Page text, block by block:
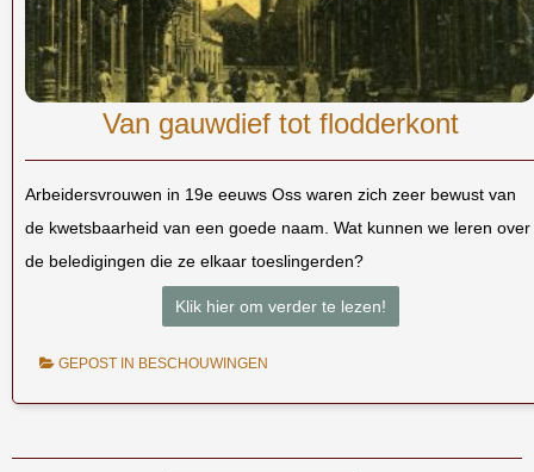
Van gauwdief tot flodderkont
Arbeidersvrouwen in 19e eeuws Oss waren zich zeer bewust van
de kwetsbaarheid van een goede naam. Wat kunnen we leren over
de beledigingen die ze elkaar toeslingerden?
Klik hier om verder te lezen!
GEPOST IN BESCHOUWINGEN